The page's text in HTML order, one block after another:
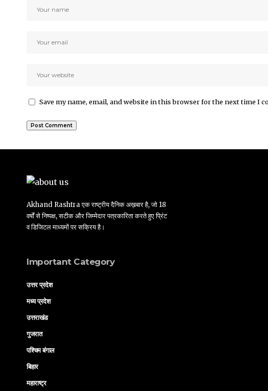
Save my name, email, and website in this browser for the next time I
Akhand Rashtra एक राष्ट्रीय दैनिक अख़बार है, जो 18
वर्षों से निष्पक्ष, सटीक और जिम्मेदार पत्रकारिता करते हुए प्रिंट
व डिजिटल माध्यमों पर सक्रिय है।
Important Category
उत्तर प्रदेश
मध्य प्रदेश
उत्तराखंड
गुजरात
पश्चिम बंगाल
बिहार
महाराष्ट्र